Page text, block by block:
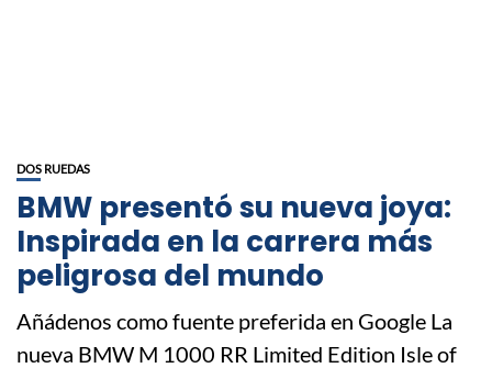
DOS RUEDAS
BMW presentó su nueva joya:
Inspirada en la carrera más
peligrosa del mundo
Añádenos como fuente preferida en Google La
nueva BMW M 1000 RR Limited Edition Isle of